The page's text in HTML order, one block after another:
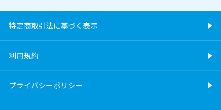
特定商取引法に基づく表示
利用規約
プライバシーポリシー